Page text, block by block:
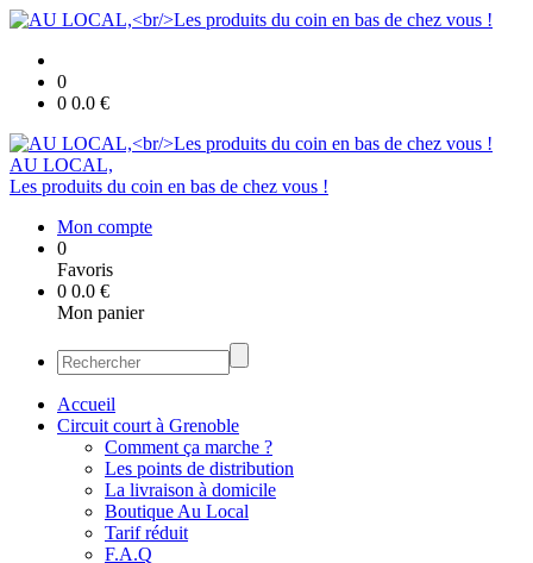
0
0 0.0 €
AU LOCAL,
Les produits du coin en bas de chez vous !
Mon compte
0
Favoris
0 0.0 €
Mon panier
Accueil
Circuit court à Grenoble
Comment ça marche ?
Les points de distribution
La livraison à domicile
Boutique Au Local
Tarif réduit
F.A.Q